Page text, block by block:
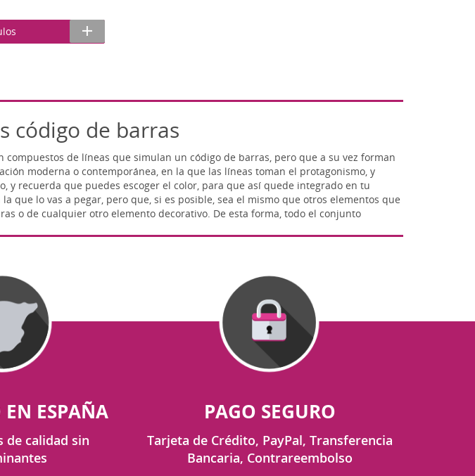
código de barras
compuestos de líneas que simulan un código de barras, pero que a su vez forman
moderna o contemporánea, en la que las líneas toman el protagonismo, y
y recuerda que puedes escoger el color, para que así quede integrado en tu
que lo vas a pegar, pero que, si es posible, sea el mismo que otros elementos que
o de cualquier otro elemento decorativo. De esta forma, todo el conjunto
ESPAÑA
de calidad sin
PAGO SEGURO
Tarjeta de Crédito, PayPal, Transferencia
Bancaria, Contrareembolso